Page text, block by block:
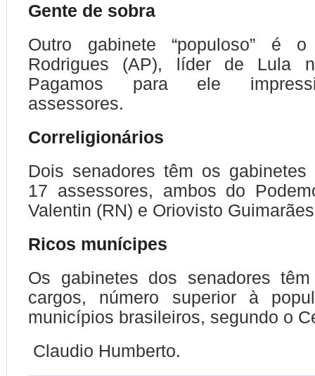
Gente de sobra
Outro gabinete “populoso” é
Rodrigues (AP), líder de Lula
Pagamos para ele
assessores.
Correligionários
Dois senadores têm os gabinetes
17 assessores, ambos do
Valentin (RN) e Oriovisto
Ricos munícipes
Os gabinetes dos senadores
cargos, número superior à
municípios brasileiros, segundo o
Claudio Humberto.